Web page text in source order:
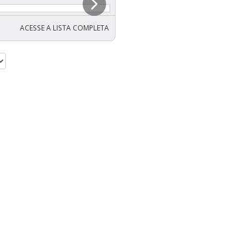
ACESSE A LISTA COMPLETA